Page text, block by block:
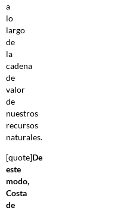
a
lo
largo
de
la
cadena
de
valor
de
nuestros
recursos
naturales.
[quote]De
este
modo,
Costa
de